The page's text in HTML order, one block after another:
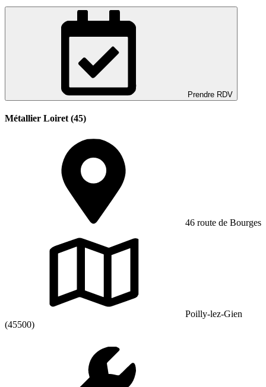
Prendre RDV
Métallier Loiret (45)
46 route de Bourges
Poilly-lez-Gien
(45500)